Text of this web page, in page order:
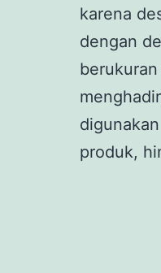
karena
dengan
produk,